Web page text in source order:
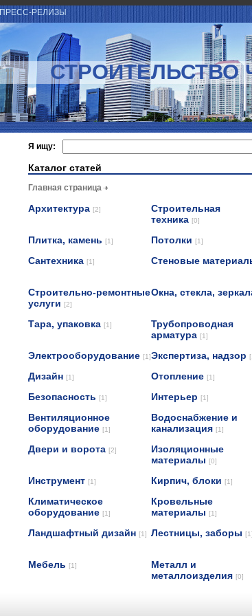
ПРЕСС-РЕЛИЗЫ
СТРОИТЕЛЬСТВО
Я ищу:
Каталог статей
Главная страница
Архитектура [2]
Строительная
техника [0]
Плитка, камень [1] Потолки [1]
Сантехника [1] Стеновые
Строительно-ремонтные
услуги [2]
Окна, стекла,
Тара, упаковка [1]
Трубопроводная
арматура [1]
Электрооборудование [1]Экспертиза, надзор
Дизайн [1] Отопление [1]
Безопасность [1] Интерьер [1]
Вентиляционное
оборудование [1]
Водоснабжение и
канализация [1]
Двери и ворота [2]
Изоляционные
материалы [0]
Инструмент [1] Кирпич, блоки [1]
Климатическое
оборудование [1]
Кровельные
материалы [1]
Ландшафтный дизайн [1] Лестницы, заборы [1]
Мебель [1]
Металл и
металлоизделия [0]